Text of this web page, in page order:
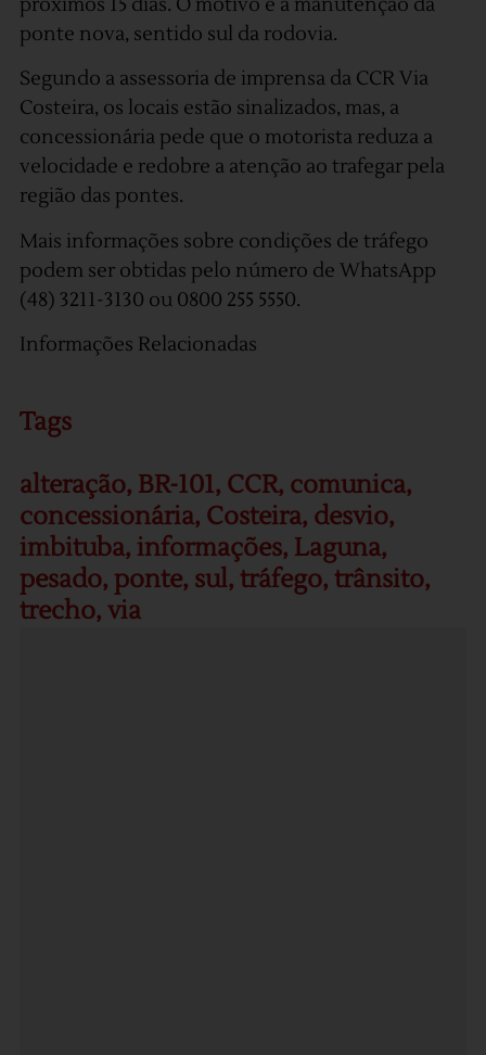
ponte nova, sentido sul da rodovia.
Segundo a assessoria de imprensa da CCR Via
Costeira, os locais estão sinalizados, mas, a
concessionária pede que o motorista reduza a
velocidade e redobre a atenção ao trafegar pela
região das pontes.
Mais informações sobre condições de tráfego
podem ser obtidas pelo número de WhatsApp
(48) 3211-3130 ou 0800 255 5550.
Informações Relacionadas
Tags
alteração, BR-101, CCR, comunica,
concessionária, Costeira, desvio,
imbituba, informações, Laguna,
pesado, ponte, sul, tráfego, trânsito,
trecho, via